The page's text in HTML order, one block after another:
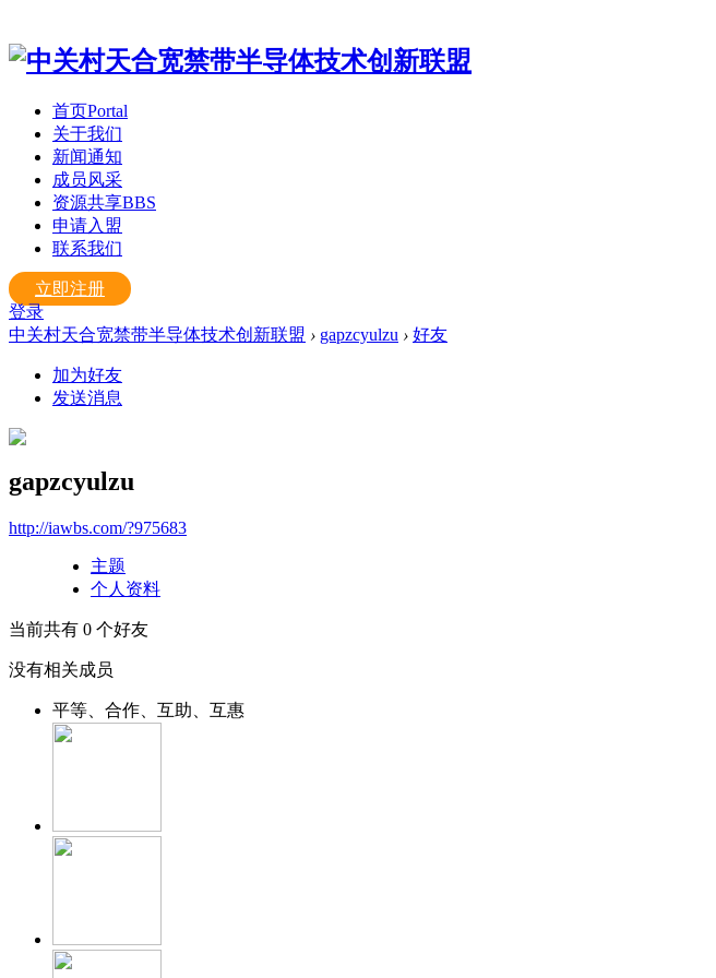
首页Portal
关于我们
新闻通知
成员风采
资源共享BBS
申请入盟
联系我们
立即注册
登录
中关村天合宽禁带半导体技术创新联盟 › gapzcyulzu › 好友
加为好友
发送消息
gapzcyulzu
http://iawbs.com/?975683
主题
个人资料
当前共有 0 个好友
没有相关成员
平等、合作、互助、互惠